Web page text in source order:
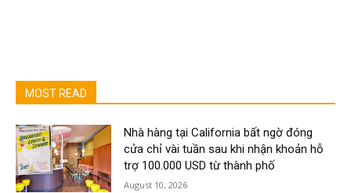
MOST READ
Nhà hàng tại California bất ngờ đóng
cửa chỉ vài tuần sau khi nhận khoản hỗ
trợ 100.000 USD từ thành phố
August 10, 2026